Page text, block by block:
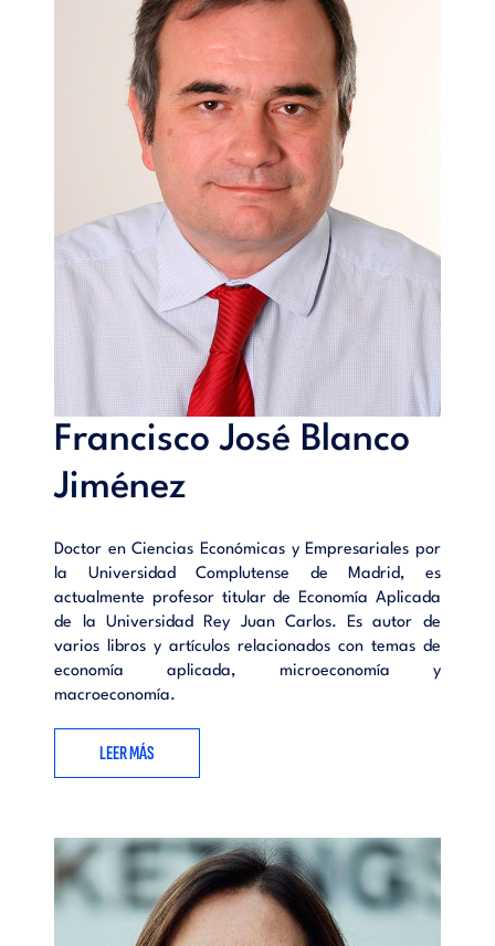
del libro, consistente en llevar a cabo un análisis
microeconómico de una empresa concreta: Caso de Estudio;
Posteriormente se plantean diferentes cuestiones y problemas
prácticos: Cuestiones a Resolver y Finalmente se cierra con
una batería de Cuestiones tipo Test, con la que se completa la
parte de análisis práctico de cada capítulo.
1. Introducción.- Tema 2. Comportamiento de los
consumidores: teoría de la demanda.- Tema 3.
Comportamiento de los productores: teoría de la oferta.-
Tema 4. Un lugar de encuentro para el intercambio: el
mercado.- Tema 5. Mercado de competencia perfecta.-
Tema 6. Monopolio.- Tema 7. Oligopolio y competencia.-
Tema 8. Fallos de mercado e intervención pública.-
Bibliografía.
Francisco José Blanco
Jiménez
Doctor en Ciencias Económicas y Empresariales por
la Universidad Complutense de Madrid, es
actualmente profesor titular de Economía Aplicada
de la Universidad Rey Juan Carlos. Es autor de
varios libros y artículos relacionados con temas de
economía aplicada, microeconomía y
macroeconomía.
LEER MÁS